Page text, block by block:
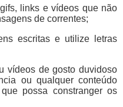
links e vídeos que não
de correntes;
escritas e utilize letras
vídeos de gosto duvidoso
ou qualquer conteúdo
possa constranger os